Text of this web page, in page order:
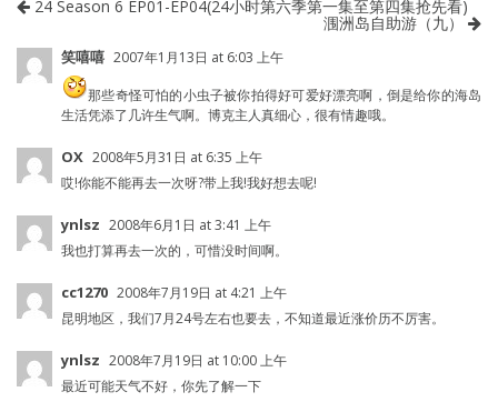
24 Season 6 EP01-EP04(24小时第六季第一集至第四集抢先看)
涠洲岛自助游（九）
笑嘻嘻 2007年1月13日 at 6:03 上午
那些奇怪可怕的小虫子被你拍得好可爱好漂亮啊，倒是给你的海岛
生活凭添了几许生气啊。博克主人真细心，很有情趣哦。
OX 2008年5月31日 at 6:35 上午
哎!你能不能再去一次呀?带上我!我好想去呢!
ynlsz 2008年6月1日 at 3:41 上午
我也打算再去一次的，可惜没时间啊。
cc1270 2008年7月19日 at 4:21 上午
昆明地区，我们7月24号左右也要去，不知道最近涨价历不厉害。
ynlsz 2008年7月19日 at 10:00 上午
最近可能天气不好，你先了解一下